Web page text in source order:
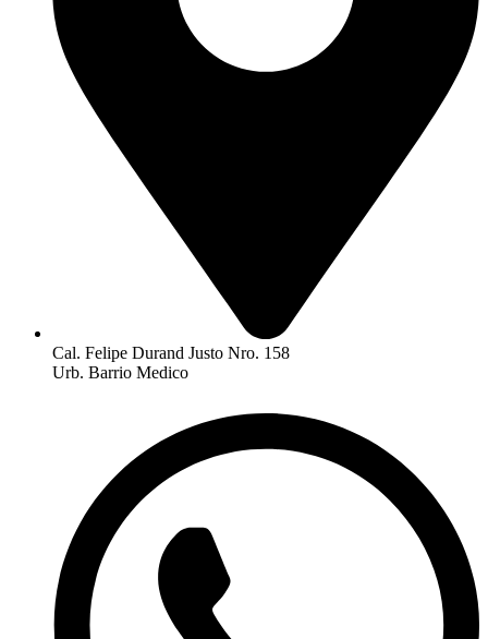
Cal. Felipe Durand Justo Nro. 158
Urb. Barrio Medico